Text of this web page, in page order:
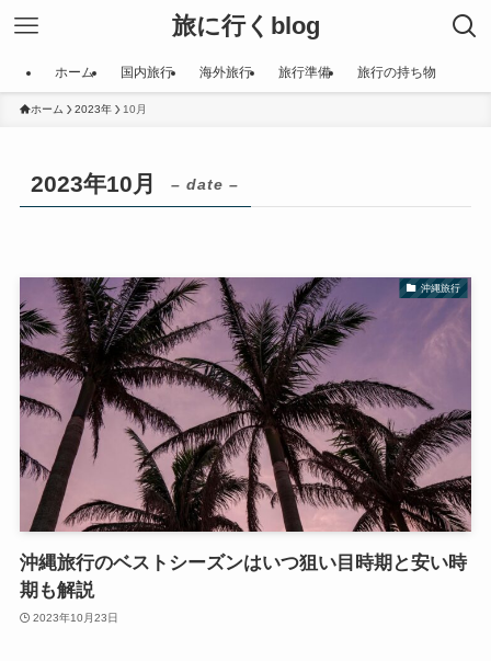
旅に行くblog
ホーム 国内旅行 海外旅行 旅行準備 旅行の持ち物
ホーム 2023年 10月
2023年10月 – date –
沖縄旅行
沖縄旅行のベストシーズンはいつ狙い目時期と安い時
期も解説
2023年10月23日